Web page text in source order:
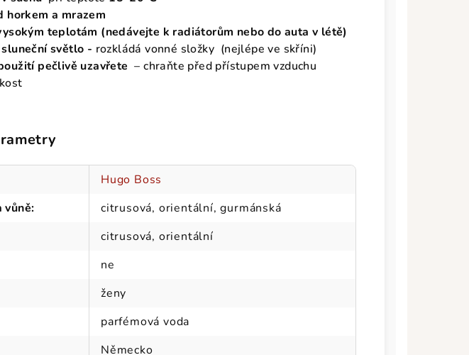
horkem a mrazem
teplotám (nedávejte k radiátorům nebo do auta v létě)
světlo - rozkládá vonné složky (nejlépe ve skříni)
pečlivě uzavřete – chraňte před přístupem vzduchu
Hugo Boss
vůně:
citrusová, orientální, gurmánská
citrusová, orientální
ne
ženy
parfémová voda
Německo